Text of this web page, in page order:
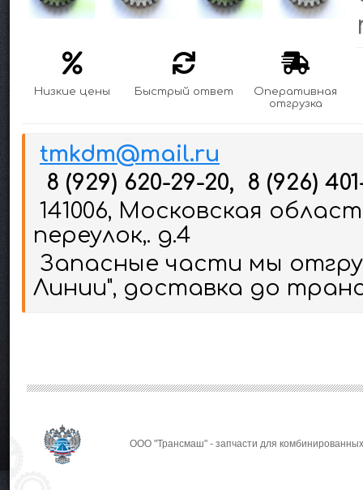
Низкие цены Быстрый ответ
Оперативная
отгрузка
tmkdm@mail.ru
8 (929) 620-29-20, 8 (926)
141006, Московская
переулок,. д.4
Запасные части мы
Линии", доставка до
ООО "Трансмаш" - запчасти для